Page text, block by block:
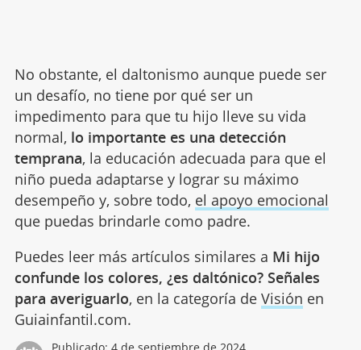
No obstante, el daltonismo aunque puede ser
un desafío, no tiene por qué ser un
impedimento para que tu hijo lleve su vida
normal, lo importante es una detección
temprana, la educación adecuada para que el
niño pueda adaptarse y lograr su máximo
desempeño y, sobre todo, el apoyo emocional
que puedas brindarle como padre.
Puedes leer más artículos similares a Mi hijo
confunde los colores, ¿es daltónico? Señales
para averiguarlo, en la categoría de Visión en
Guiainfantil.com.